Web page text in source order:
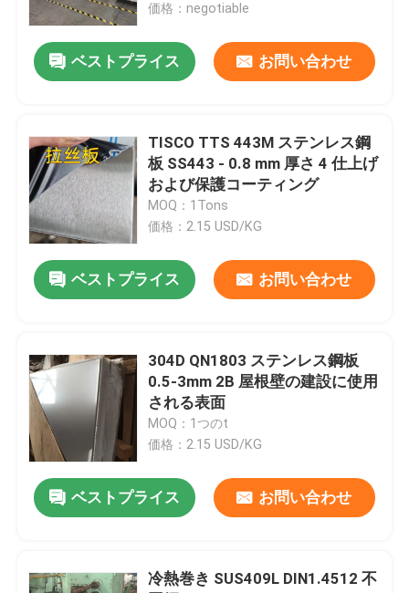
価格：negotiable
ベストプライス お問い合わせ
TISCO TTS 443M ステンレス鋼
板 SS443 - 0.8 mm 厚さ 4 仕上げ
および保護コーティング
MOQ：1Tons
価格：2.15 USD/KG
ベストプライス お問い合わせ
304D QN1803 ステンレス鋼板
0.5-3mm 2B 屋根壁の建設に使用
される表面
MOQ：1つのt
価格：2.15 USD/KG
ベストプライス お問い合わせ
冷熱巻き SUS409L DIN1.4512 不